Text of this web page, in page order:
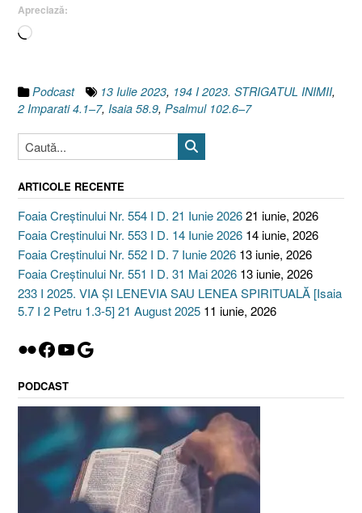
Apreciază:
Încarc...
Podcast 13 Iulie 2023, 194 I 2023. STRIGATUL INIMII,
2 Imparati 4.1–7, Isaia 58.9, Psalmul 102.6–7
ARTICOLE RECENTE
Foaia Creștinului Nr. 554 I D. 21 Iunie 202621 iunie, 2026
Foaia Creștinului Nr. 553 I D. 14 Iunie 2026 14 iunie, 2026
Foaia Creștinului Nr. 552 I D. 7 Iunie 2026 13 iunie, 2026
Foaia Creștinului Nr. 551 I D. 31 Mai 2026 13 iunie, 2026
233 I 2025. VIA ȘI LENEVIA SAU LENEA SPIRITUALĂ [Isaia
5.7 I 2 Petru 1.3-5] 21 August 2025 11 iunie, 2026
Flickr
Facebook
YouTube
Google
PODCAST